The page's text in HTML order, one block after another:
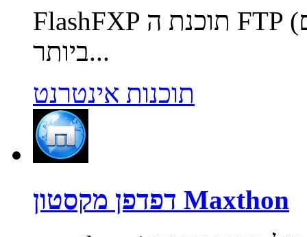
FlashFXP תוכנת ה FTP (פרוטוקול להעברת קבצים) המובילה
ביותר...
תוכנות אינטרנט
דפדפן מקסטון Maxthon